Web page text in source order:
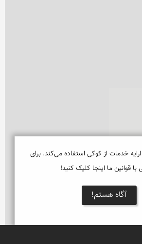
خدمات از کوکی استفاده می‌کند. برای
با قوانین ما اینجا کلیک کنید!
آگاه هستم!